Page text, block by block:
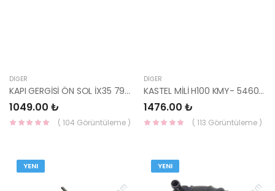
DIĞER
KAPI GERGİSİ ÖN SOL İX35 79380-2S000-HMC
1049.00 ₺
( 104 Görüntüleme )
DIĞER
KASTEL MİLİ H100 KMY- 54600-4F000-HMC
1476.00 ₺
( 113 Görüntüleme )
YENI YENI